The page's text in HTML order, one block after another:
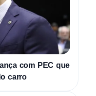
com PEC que
carro